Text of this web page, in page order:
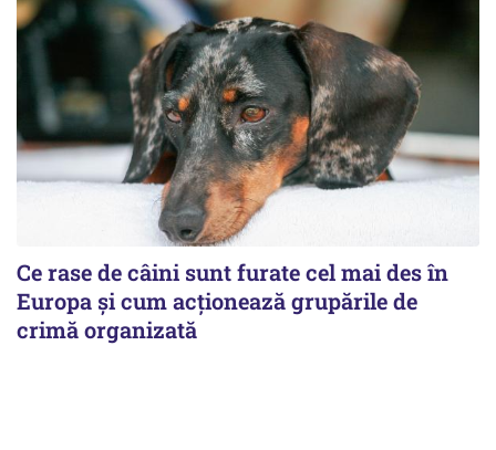
Ce rase de câini sunt furate cel mai des în
Europa și cum acționează grupările de
crimă organizată